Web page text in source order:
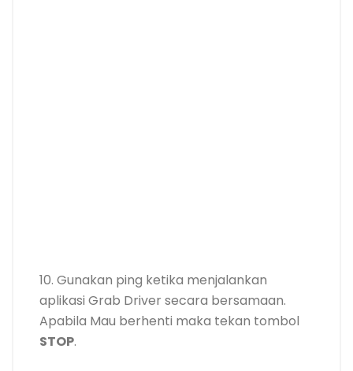
10. Gunakan ping ketika menjalankan
aplikasi Grab Driver secara bersamaan.
Apabila Mau berhenti maka tekan tombol
STOP.